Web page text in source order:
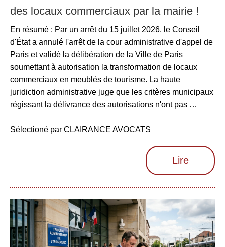
des locaux commerciaux par la mairie !
En résumé : Par un arrêt du 15 juillet 2026, le Conseil
d'État a annulé l'arrêt de la cour administrative d'appel de
Paris et validé la délibération de la Ville de Paris
soumettant à autorisation la transformation de locaux
commerciaux en meublés de tourisme. La haute
juridiction administrative juge que les critères municipaux
régissant la délivrance des autorisations n'ont pas …
Sélectioné par CLAIRANCE AVOCATS
Lire